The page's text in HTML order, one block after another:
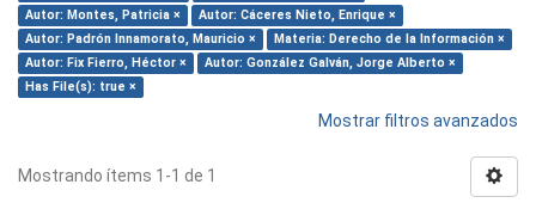
Autor: Montes, Patricia ×
Autor: Cáceres Nieto, Enrique ×
Autor: Padrón Innamorato, Mauricio ×
Materia: Derecho de la Información ×
Autor: Fix Fierro, Héctor ×
Autor: González Galván, Jorge Alberto ×
Has File(s): true ×
Mostrar filtros avanzados
Mostrando ítems 1-1 de 1